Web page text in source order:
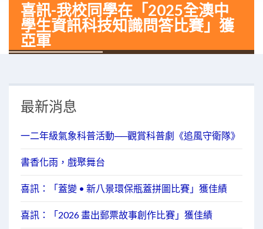
喜訊-我校同學在「2025全澳中
學生資訊科技知識問答比賽」獲
亞軍
最新消息
一二年級氣象科普活動──觀賞科普劇《追風守衛隊》
書香化雨，戲聚舞台
喜訊：「蓋變 • 新八景環保瓶蓋拼圖比賽」獲佳績
喜訊：「2026 畫出郵票故事創作比賽」獲佳績